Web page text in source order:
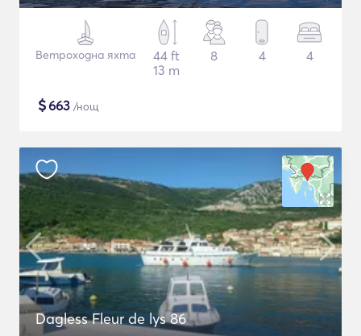
Ветроходна яхта
44 ft
13 m
8 4 4
$663 /нощ
Dagless Fleur de lys 86